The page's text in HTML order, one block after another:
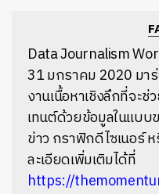
Data Journalism
31 มกราคม 2020 มา
งานเนื้อหาเชิงลึกที่จ
เทนต์ด้วยข้อมูลในแบ
ข่าว กราฟิกดีไซเนอร์
ละเอียดเพิ่มเติมได้ที่
https://